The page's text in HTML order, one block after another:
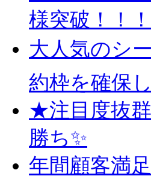
様突破！！！
大人気のシ
約枠を確保
★注目度抜
勝ち✨
年間顧客満